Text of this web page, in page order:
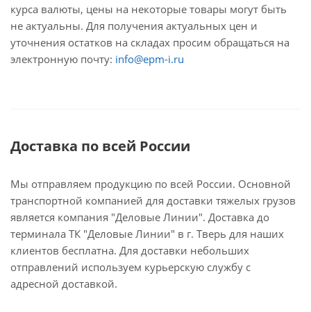
курса валюты, цены на некоторые товары могут быть
не актуальны. Для получения актуальных цен и
уточнения остатков на складах просим обращаться на
электронную почту: info@epm-i.ru
Доставка по всей России
Мы отправляем продукцию по всей России. Основной
транспортной компанией для доставки тяжелых грузов
является компания "Деловые Линии". Доставка до
терминала ТК "Деловые Линии" в г. Тверь для наших
клиентов бесплатна. Для доставки небольших
отправлений используем курьерскую службу с
адресной доставкой.